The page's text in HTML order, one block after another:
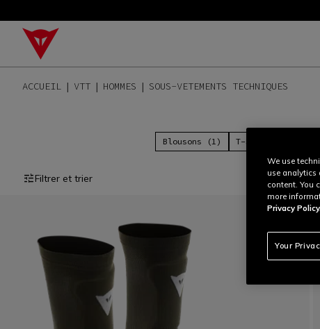
ACCUEIL VTT HOMMES SOUS-VETEMENTS TECHNIQUES
Blousons (1) T-Shirts (18)
Filtrer et trier
We use
use analytics
content. You
more
Privacy Policy.
Your